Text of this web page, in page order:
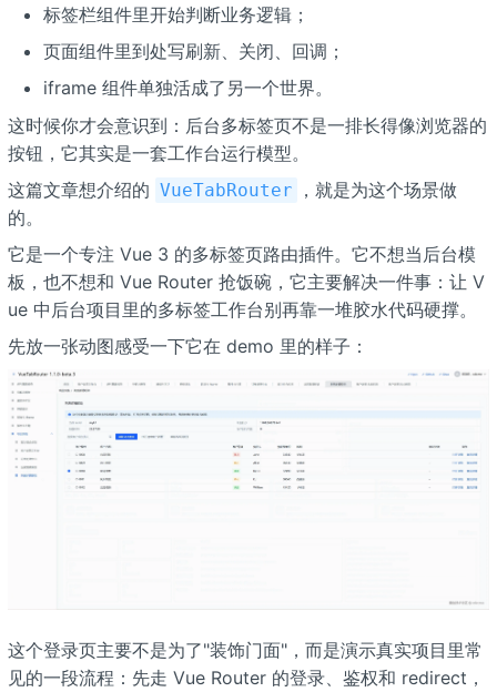
标签栏组件里开始判断业务逻辑；
页面组件里到处写刷新、关闭、回调；
iframe 组件单独活成了另一个世界。
这时候你才会意识到：后台多标签页不是一排长得像浏览器的
按钮，它其实是一套工作台运行模型。
这篇文章想介绍的 VueTabRouter
，就是为这个场景做
的。
它是一个专注 Vue 3 的多标签页路由插件。它不想当后台模
板，也不想和 Vue Router 抢饭碗，它主要解决一件事：让 V
ue 中后台项目里的多标签工作台别再靠一堆胶水代码硬撑。
先放一张动图感受一下它在 demo 里的样子：
这个登录页主要不是为了"装饰门面"，而是演示真实项目里常
见的一段流程：先走 Vue Router 的登录、鉴权和 redirect，